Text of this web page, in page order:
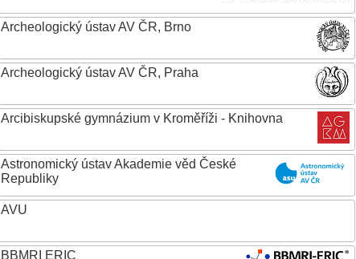
Archeologický ústav AV ČR, Brno
Archeologický ústav AV ČR, Praha
Arcibiskupské gymnázium v Kroměříži - Knihovna
Astronomický ústav Akademie věd České
Republiky
AVU
BBMRI ERIC